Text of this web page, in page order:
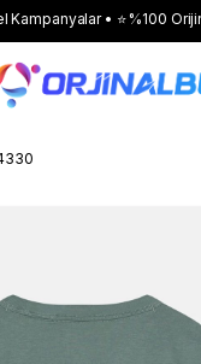
Kampanyalar • ⭐ %100